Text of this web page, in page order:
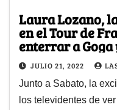
Laura Lozano,
en el Tour de
enterrar a Goga
JULIO 21, 2022
Junto a Sabato, la
los televidentes de